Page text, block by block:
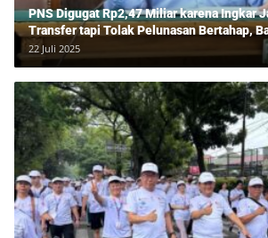
PNS Digugat Rp2,47 Miliar karena Ingkar
Transfer tapi Tolak Pelunasan Bertahap,
Lawan Tipu Rp850 Juta
22 Juli 2025